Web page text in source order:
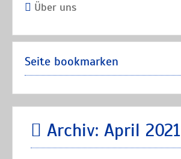
Über uns
Seite bookmarken
Archiv: April 2021